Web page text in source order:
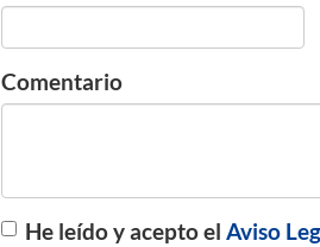
Comentario
He leído y acepto el Aviso